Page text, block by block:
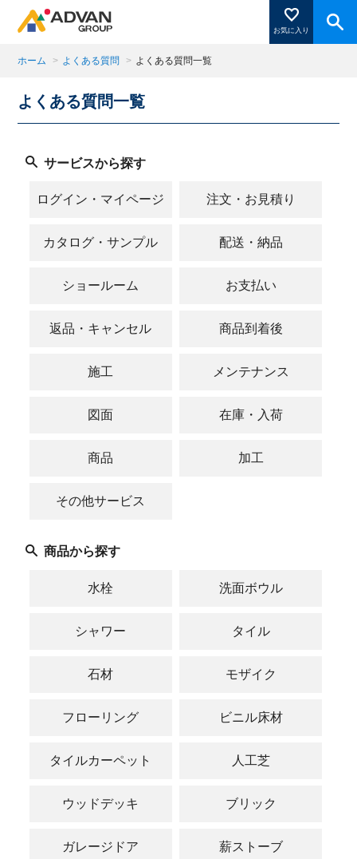
お気に入り
商品ページにある「お気に入り登録」を押すと登録した
商品がここに表示されます。
閉じる
ホーム > よくある質問 > よくある質問一覧
よくある質問一覧
サービスから探す
ログイン・マイページ 注文・お見積り
カタログ・サンプル 配送・納品
ショールーム お支払い
返品・キャンセル 商品到着後
施工 メンテナンス
図面 在庫・入荷
商品 加工
その他サービス
商品から探す
水栓 洗面ボウル
シャワー タイル
石材 モザイク
フローリング ビニル床材
タイルカーペット 人工芝
ウッドデッキ ブリック
ガレージドア 薪ストーブ